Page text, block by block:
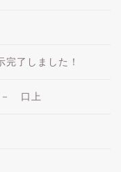
了しました！
－ 口上